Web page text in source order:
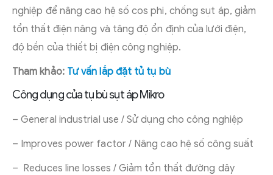
nghiệp để nâng cao hệ số cos phi, chống sụt áp, giảm
tổn thất điện năng và tăng độ ổn định của lưới điện,
độ bền của thiết bị điện công nghiệp.
Tham khảo: Tư vấn lắp đặt tủ tụ bù
Công dụng của tụ bù sụt áp Mikro
– General industrial use / Sử dụng cho công nghiệp
– Improves power factor / Nâng cao hệ số công suất
– Reduces line losses / Giảm tổn thất đường dây